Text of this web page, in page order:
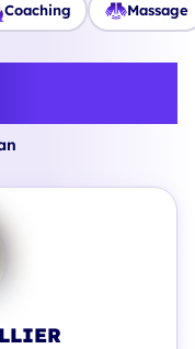
Coaching Massage